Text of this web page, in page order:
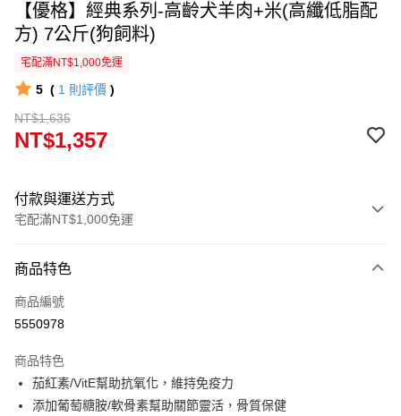
【優格】經典系列-高齡犬羊肉+米(高纖低脂配
方) 7公斤(狗飼料)
宅配滿NT$1,000免運
5 ( 1 則評價 )
NT$1,635
NT$1,357
付款與運送方式
宅配滿NT$1,000免運
信用卡一次付款
信用卡分期付款
合作金庫商業銀行
華南商業銀行
彰化商業銀行
上海商業儲蓄銀行
台北富邦商業銀行
LINE Pay
Apple Pay
商品特色
商品編號
5550978
商品特色
茄紅素/VitE幫助抗氧化，維持免疫力
添加葡萄糖胺/軟骨素幫助關節靈活，骨質保健